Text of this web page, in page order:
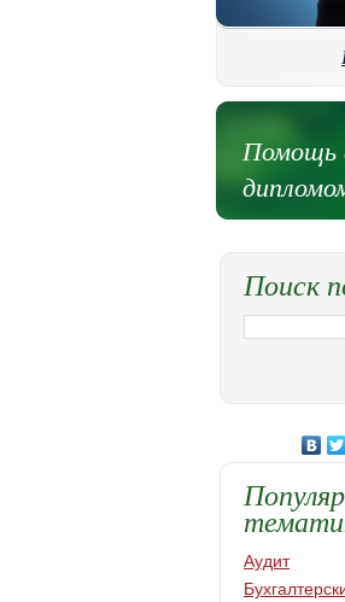
Помощь
Поиск
Аудит